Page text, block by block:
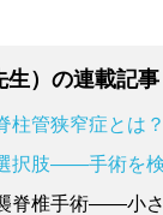
生）の連載記事
柱管狭窄症とは
択肢――手術を
脊椎手術――小